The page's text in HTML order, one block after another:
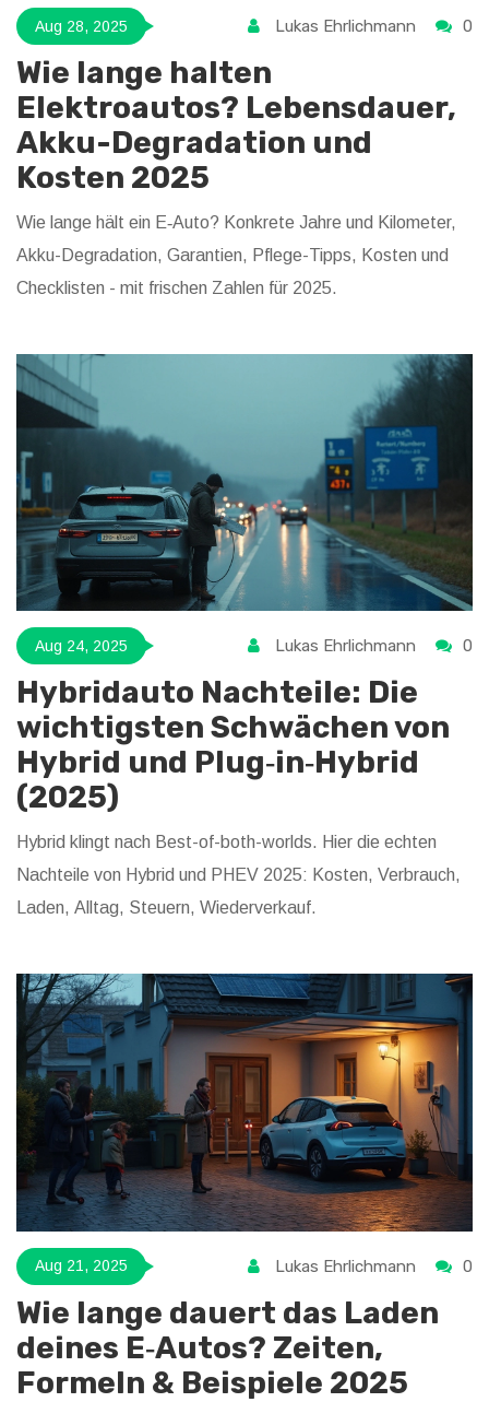
Aug 28, 2025 Lukas Ehrlichmann 0
Wie lange halten
Elektroautos? Lebensdauer,
Akku-Degradation und
Kosten 2025
Wie lange hält ein E‑Auto? Konkrete Jahre und Kilometer,
Akku-Degradation, Garantien, Pflege-Tipps, Kosten und
Checklisten - mit frischen Zahlen für 2025.
Aug 24, 2025 Lukas Ehrlichmann 0
Hybridauto Nachteile: Die
wichtigsten Schwächen von
Hybrid und Plug‑in‑Hybrid
(2025)
Hybrid klingt nach Best-of-both-worlds. Hier die echten
Nachteile von Hybrid und PHEV 2025: Kosten, Verbrauch,
Laden, Alltag, Steuern, Wiederverkauf.
Aug 21, 2025 Lukas Ehrlichmann 0
Wie lange dauert das Laden
deines E‑Autos? Zeiten,
Formeln & Beispiele 2025